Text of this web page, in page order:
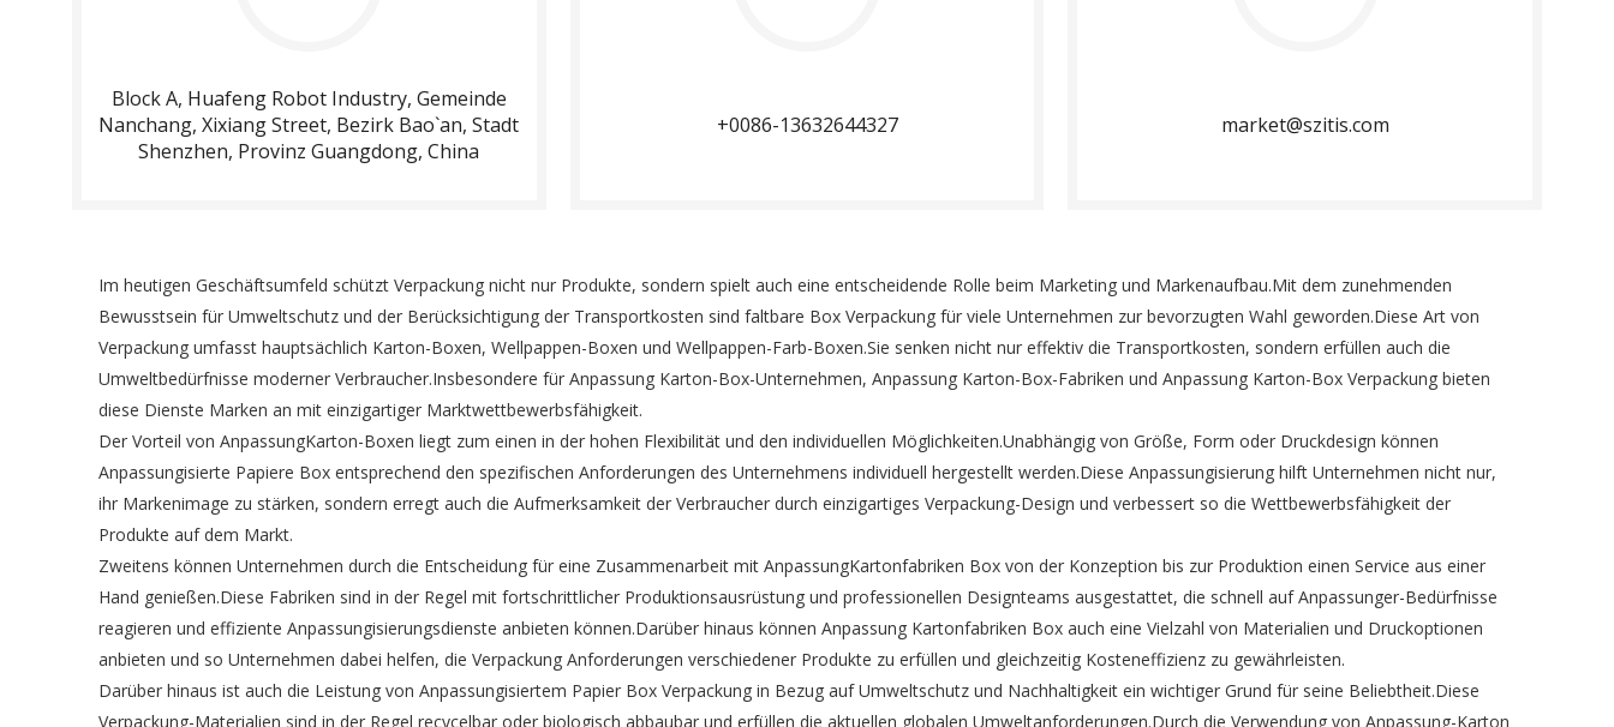
Block A, Huafeng Robot Industry, Gemeinde
Nanchang, Xixiang Street, Bezirk Bao`an, Stadt
Shenzhen, Provinz Guangdong, China
+0086-13632644327 market@szitis.com
Im heutigen Geschäftsumfeld schützt Verpackung nicht nur Produkte, sondern spielt auch eine entscheidende Rolle beim Marketing und Markenaufbau.Mit dem zunehmenden
Bewusstsein für Umweltschutz und der Berücksichtigung der Transportkosten sind faltbare Box Verpackung für viele Unternehmen zur bevorzugten Wahl geworden.Diese Art von
Verpackung umfasst hauptsächlich Karton-Boxen, Wellpappen-Boxen und Wellpappen-Farb-Boxen.Sie senken nicht nur effektiv die Transportkosten, sondern erfüllen auch die
Umweltbedürfnisse moderner Verbraucher.Insbesondere für Anpassung Karton-Box-Unternehmen, Anpassung Karton-Box-Fabriken und Anpassung Karton-Box Verpackung bieten
diese Dienste Marken an mit einzigartiger Marktwettbewerbsfähigkeit.
Der Vorteil von AnpassungKarton-Boxen liegt zum einen in der hohen Flexibilität und den individuellen Möglichkeiten.Unabhängig von Größe, Form oder Druckdesign können
Anpassungisierte Papiere Box entsprechend den spezifischen Anforderungen des Unternehmens individuell hergestellt werden.Diese Anpassungisierung hilft Unternehmen nicht nur,
ihr Markenimage zu stärken, sondern erregt auch die Aufmerksamkeit der Verbraucher durch einzigartiges Verpackung-Design und verbessert so die Wettbewerbsfähigkeit der
Produkte auf dem Markt.
Zweitens können Unternehmen durch die Entscheidung für eine Zusammenarbeit mit AnpassungKartonfabriken Box von der Konzeption bis zur Produktion einen Service aus einer
Hand genießen.Diese Fabriken sind in der Regel mit fortschrittlicher Produktionsausrüstung und professionellen Designteams ausgestattet, die schnell auf Anpassunger-Bedürfnisse
reagieren und effiziente Anpassungisierungsdienste anbieten können.Darüber hinaus können Anpassung Kartonfabriken Box auch eine Vielzahl von Materialien und Druckoptionen
anbieten und so Unternehmen dabei helfen, die Verpackung Anforderungen verschiedener Produkte zu erfüllen und gleichzeitig Kosteneffizienz zu gewährleisten.
Darüber hinaus ist auch die Leistung von Anpassungisiertem Papier Box Verpackung in Bezug auf Umweltschutz und Nachhaltigkeit ein wichtiger Grund für seine Beliebtheit.Diese
Verpackung-Materialien sind in der Regel recycelbar oder biologisch abbaubar und erfüllen die aktuellen globalen Umweltanforderungen.Durch die Verwendung von Anpassung-Karton